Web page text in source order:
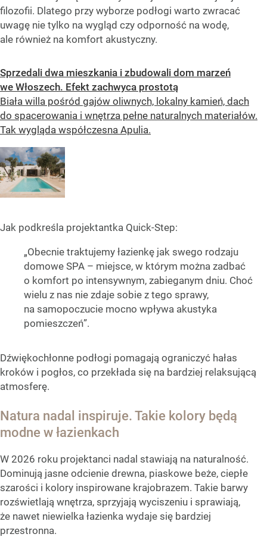
filozofii. Dlatego przy wyborze podłogi warto zwracać
uwagę nie tylko na wygląd czy odporność na wodę,
ale również na komfort akustyczny.
Sprzedali dwa mieszkania i zbudowali dom marzeń
we Włoszech. Efekt zachwyca prostotą
Biała willa pośród gajów oliwnych, lokalny kamień, dach
do spacerowania i wnętrza pełne naturalnych materiałów.
Tak wygląda współczesna Apulia.
Jak podkreśla projektantka Quick-Step:
„Obecnie traktujemy łazienkę jak swego rodzaju
domowe SPA – miejsce, w którym można zadbać
o komfort po intensywnym, zabieganym dniu. Choć
wielu z nas nie zdaje sobie z tego sprawy,
na samopoczucie mocno wpływa akustyka
pomieszczeń”.
Dźwiękochłonne podłogi pomagają ograniczyć hałas
kroków i pogłos, co przekłada się na bardziej relaksującą
atmosferę.
Natura nadal inspiruje. Takie kolory będą
modne w łazienkach
W 2026 roku projektanci nadal stawiają na naturalność.
Dominują jasne odcienie drewna, piaskowe beże, ciepłe
szarości i kolory inspirowane krajobrazem. Takie barwy
rozświetlają wnętrza, sprzyjają wyciszeniu i sprawiają,
że nawet niewielka łazienka wydaje się bardziej
przestronna.